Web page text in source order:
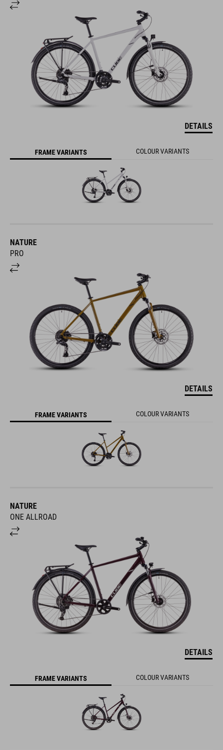
DETAILS
FRAME VARIANTS COLOUR VARIANTS
NATURE
PRO
DETAILS
FRAME VARIANTS COLOUR VARIANTS
NATURE
ONE ALLROAD
DETAILS
FRAME VARIANTS COLOUR VARIANTS